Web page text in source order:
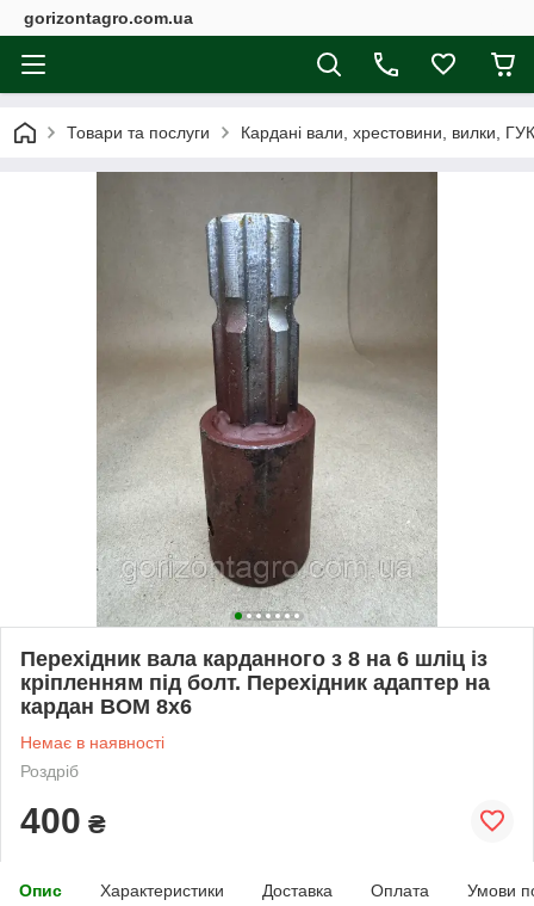
gorizontagro.com.ua
Товари та послуги Кардані вали, хрестовини, вилки,
Перехідник вала карданного з 8 на 6 шліц із
кріпленням під болт. Перехідник адаптер на
кардан ВОМ 8х6
Немає в наявності
Роздріб
400 ₴
Опис Характеристики Доставка Оплата Умови